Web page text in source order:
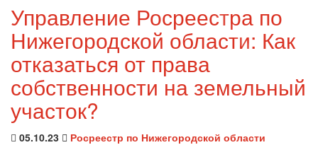
Управление Росреестра по
Нижегородской области: Как
отказаться от права
собственности на земельный
участок?
05.10.23 Росреестр по Нижегородской области